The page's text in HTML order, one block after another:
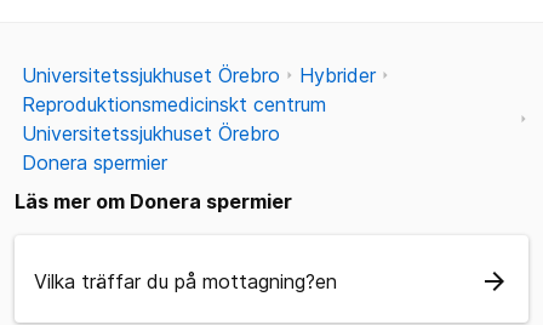
Universitetssjukhuset Örebro
Hybrider
Reproduktionsmedicinskt centrum
Universitetssjukhuset Örebro
Donera spermier
Läs mer om Donera spermier
Vilka träffar du på mottagning?en arrow_forward